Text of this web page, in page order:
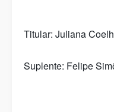
Titular: Juliana
Suplente: Felipe